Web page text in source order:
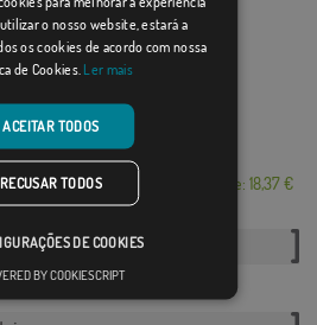
Desde: 18,37 €
o nosso website, estará a
os cookies de acordo com nossa
de Cookies. Ler mais
ACEITAR TODOS
RECUSAR TODOS
DE COOKIES
BY COOKIESCRIPT